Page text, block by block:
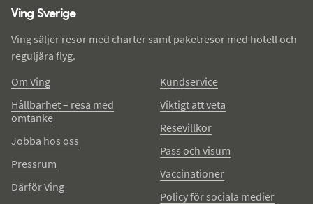
Ving Sverige
Ving säljer resor med charter samt paketresor med hotell och
reguljära flyg.
Om Ving
Hållbarhet – resa med
omtanke
Jobba hos oss
Pressrum
Därför Ving
Kundservice
Viktigt att veta
Resevillkor
Pass och visum
Vaccinationer
Policy för sociala medier